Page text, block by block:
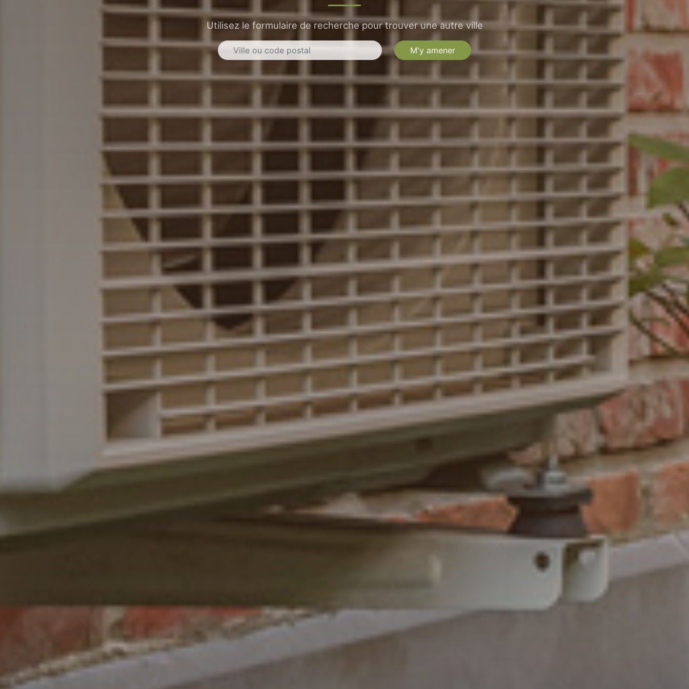
Utilisez le formulaire de recherche pour trouver une autre ville
M'y amener